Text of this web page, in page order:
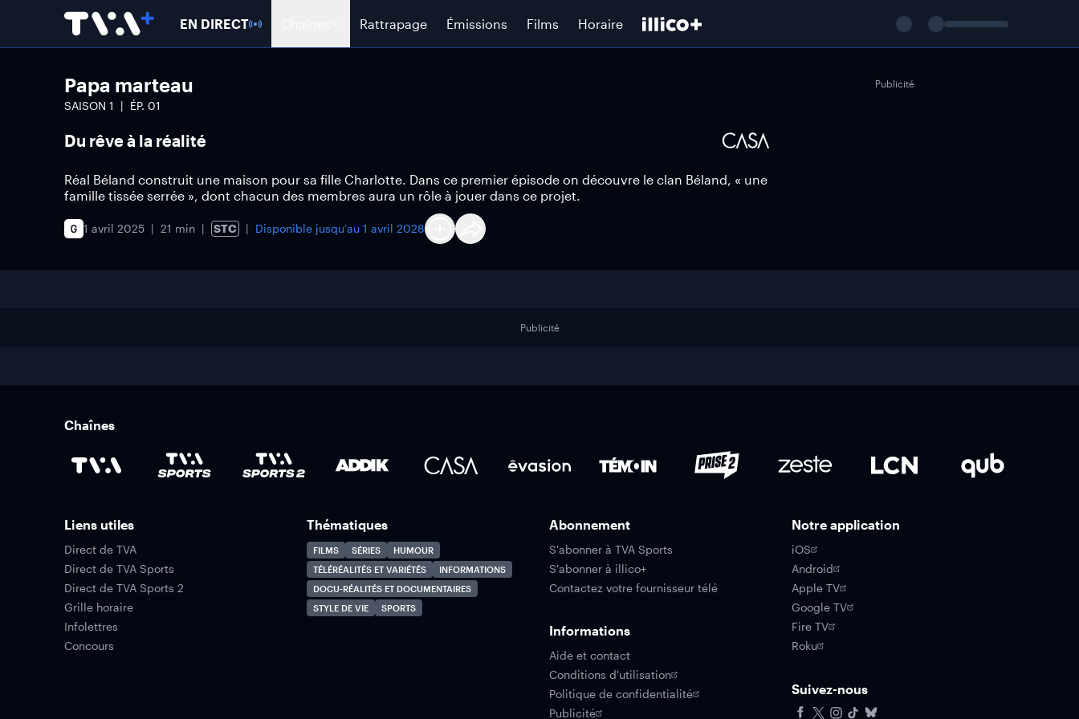
EN DIRECT Rattrapage Émissions Films Horaire
Papa marteau
SAISON 1 ÉP. 01
Du rêve à la réalité
Réal Béland construit une maison pour sa fille Charlotte. Dans ce premier épisode on découvre le clan Béland, « une
famille tissée serrée », dont chacun des membres aura un rôle à jouer dans ce projet.
1 avril 2025 21 min STC Disponible jusqu'au 1 avril 2028
Publicité
Publicité
Chaînes
Liens utiles
Direct de TVA
Direct de TVA Sports
Direct de TVA Sports 2
Grille horaire
Infolettres
Concours
Thématiques
FILMS SÉRIES
HUMOUR
TÉLÉRÉALITÉS ET VARIÉTÉS
INFORMATIONS
DOCU-RÉALITÉS ET DOCUMENTAIRES
STYLE DE VIE
SPORTS
Abonnement
S'abonner à TVA Sports
S'abonner à illico+
Contactez votre fournisseur télé
Informations
Aide et contact
Conditions d'utilisation
Politique de confidentialité
Publicité
Notre application
iOS
Android
Apple TV
Google TV
Fire TV
Roku
Suivez-nous